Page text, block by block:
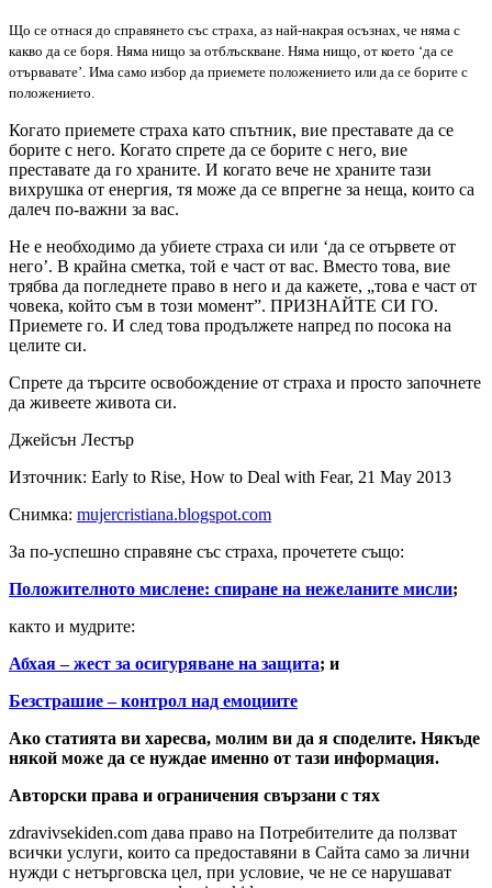
Що се отнася до справянето със страха, аз най-накрая осъзнах, че няма с
какво да се боря. Няма нищо за отблъскване. Няма нищо, от което ‘да се
отървавате’. Има само избор да приемете положението или да се борите с
положението.
Когато приемете страха като спътник, вие преставате да се
борите с него. Когато спрете да се борите с него, вие
преставате да го храните. И когато вече не храните тази
вихрушка от енергия, тя може да се впрегне за неща, които са
далеч по-важни за вас.
Не е необходимо да убиете страха си или ‘да се отървете от
него’. В крайна сметка, той е част от вас. Вместо това, вие
трябва да погледнете право в него и да кажете, „това е част от
човека, който съм в този момент”. ПРИЗНАЙТЕ СИ ГО.
Приемете го. И след това продължете напред по посока на
целите си.
Спрете да търсите освобождение от страха и просто започнете
да живеете живота си.
Джейсън Лестър
Източник: Early to Rise, How to Deal with Fear, 21 May 2013
Снимка: mujercristiana.blogspot.com
За по-успешно справяне със страха, прочетете също:
Положителното мислене: спиране на нежеланите мисли;
както и мудрите:
Абхая – жест за осигуряване на защита; и
Безстрашие – контрол над емоциите
Ако статията ви харесва, молим ви да я споделите. Някъде
някой може да се нуждае именно от тази информация.
Авторски права и ограничения свързани с тях
zdravivsekiden.com дава право на Потребителите да ползват
всички услуги, които са предоставяни в Сайта само за лични
нужди с нетърговска цел, при условие, че не се нарушават